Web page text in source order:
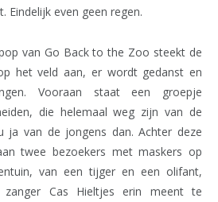
Eindelijk even geen regen.
van Go Back to the Zoo steekt de
het veld aan, er wordt gedanst en
Vooraan staat een groepje
die helemaal weg zijn van de
ja van de jongens dan. Achter deze
twee bezoekers met maskers op
van een tijger en een olifant,
Cas Hieltjes erin meent te